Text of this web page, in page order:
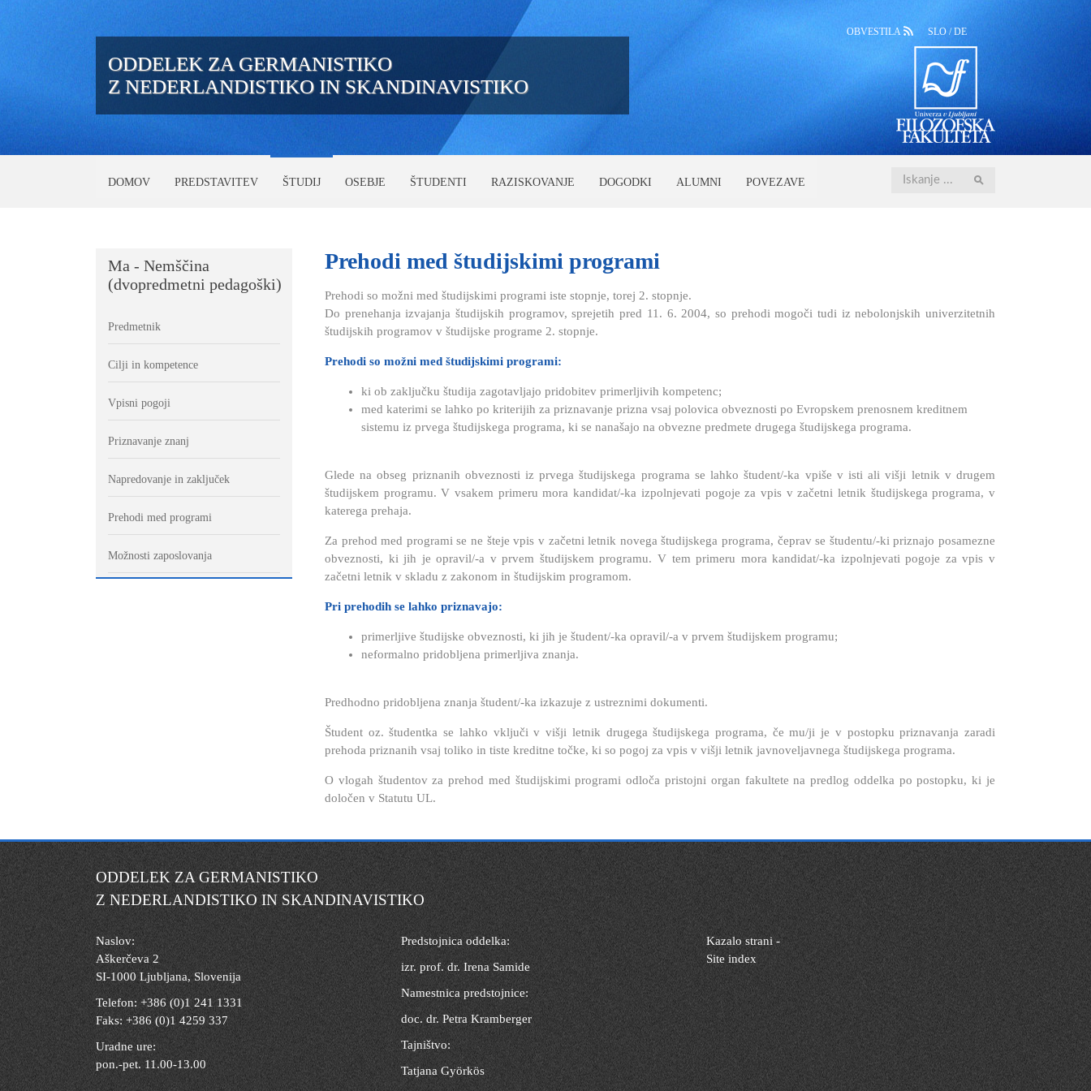
ODDELEK ZA GERMANISTIKO
Z NEDERLANDISTIKO IN SKANDINAVISTIKO
OBVESTILA SLO /DE
DOMOV PREDSTAVITEV ŠTUDIJ OSEBJE ŠTUDENTI RAZISKOVANJE DOGODKI ALUMNI POVEZAVE
Iskanje
Ma - Nemščina
(dvopredmetni pedagoški)
Predmetnik
Cilji in kompetence
Vpisni pogoji
Priznavanje znanj
Napredovanje in zaključek
Prehodi med programi
Možnosti zaposlovanja
Prehodi med študijskimi programi
Prehodi so možni med študijskimi programi iste stopnje, torej 2. stopnje.
Do prenehanja izvajanja študijskih programov, sprejetih pred 11. 6. 2004, so prehodi mogoči tudi iz nebolonjskih univerzitetnih
študijskih programov v študijske programe 2. stopnje.
Prehodi so možni med študijskimi programi:
ki ob zaključku študija zagotavljajo pridobitev primerljivih kompetenc;
med katerimi se lahko po kriterijih za priznavanje prizna vsaj polovica obveznosti po Evropskem prenosnem kreditnem
sistemu iz prvega študijskega programa, ki se nanašajo na obvezne predmete drugega študijskega programa.
Glede na obseg priznanih obveznosti iz prvega študijskega programa se lahko študent/-ka vpiše v isti ali višji letnik v drugem
študijskem programu. V vsakem primeru mora kandidat/-ka izpolnjevati pogoje za vpis v začetni letnik študijskega programa, v
katerega prehaja.
Za prehod med programi se ne šteje vpis v začetni letnik novega študijskega programa, čeprav se študentu/-ki priznajo posamezne
obveznosti, ki jih je opravil/-a v prvem študijskem programu. V tem primeru mora kandidat/-ka izpolnjevati pogoje za vpis v
začetni letnik v skladu z zakonom in študijskim programom.
Pri prehodih se lahko priznavajo:
primerljive študijske obveznosti, ki jih je študent/-ka opravil/-a v prvem študijskem programu;
neformalno pridobljena primerljiva znanja.
Predhodno pridobljena znanja študent/-ka izkazuje z ustreznimi dokumenti.
Študent oz. študentka se lahko vključi v višji letnik drugega študijskega programa, če mu/ji je v postopku priznavanja zaradi
prehoda priznanih vsaj toliko in tiste kreditne točke, ki so pogoj za vpis v višji letnik javnoveljavnega študijskega programa.
O vlogah študentov za prehod med študijskimi programi odloča pristojni organ fakultete na predlog oddelka po postopku, ki je
določen v Statutu UL.
ODDELEK ZA GERMANISTIKO
Z NEDERLANDISTIKO IN SKANDINAVISTIKO
Naslov:
Aškerčeva 2
SI-1000 Ljubljana, Slovenija
Telefon: +386 (0)1 241 1331
Faks: +386 (0)1 4259 337
Uradne ure:
pon.-pet. 11.00-13.00
Predstojnica oddelka:
izr. prof. dr. Irena Samide
Namestnica predstojnice:
doc. dr. Petra Kramberger
Tajništvo:
Tatjana Györkös
Kazalo strani -
Site index